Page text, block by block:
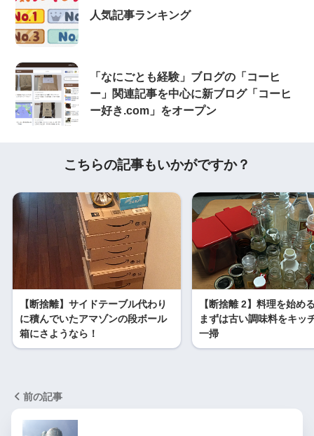
人気記事ランキング
「なにごとも経験」ブログの「コーヒ
ー」関連記事を中心に新ブログ「コーヒ
ー好き.com」をオープン
こちらの記事もいかがですか？
【断捨離】サイドテーブル代わり
に積んでいたアマゾンの段ボール
箱にさようなら！
【断捨離 2】料理を始め
まずは古い調味料をキッ
一掃
前の記事